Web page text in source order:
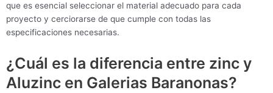
que es esencial seleccionar el material adecuado para cada
proyecto y cerciorarse de que cumple con todas las
especificaciones necesarias.
¿Cuál es la diferencia entre zinc y
Aluzinc en Galerias Baranonas?